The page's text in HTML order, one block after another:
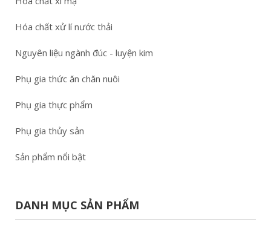
Hóa chất xử lí nước thải
Nguyên liệu ngành đúc - luyện kim
Phụ gia thức ăn chăn nuôi
Phụ gia thực phẩm
Phụ gia thủy sản
Sản phẩm nổi bật
DANH MỤC SẢN PHẨM